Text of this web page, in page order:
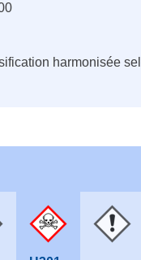
harmonisée